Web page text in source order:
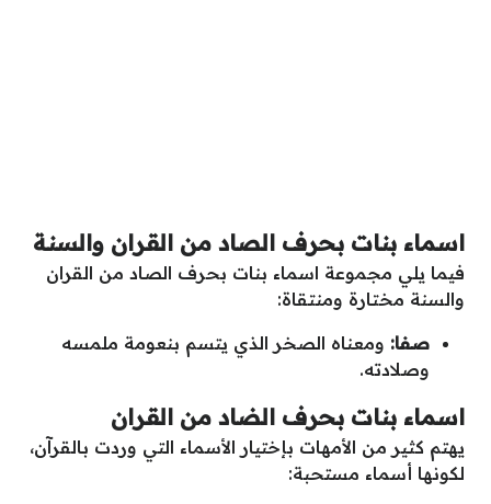
اسماء بنات بحرف الصاد من القران والسنة
فيما يلي مجموعة اسماء بنات بحرف الصاد من القران
والسنة مختارة ومنتقاة:
صفا: ومعناه الصخر الذي يتسم بنعومة ملمسه
وصلادته.
اسماء بنات بحرف الضاد من القران
يهتم كثير من الأمهات بإختيار الأسماء التي وردت بالقرآن،
لكونها أسماء مستحبة: